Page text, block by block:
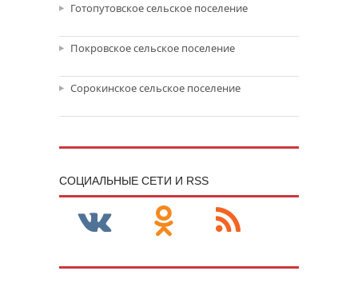
Готопутовское сельское поселение
Покровское сельское поселение
Сорокинское сельское поселение
CОЦИАЛЬНЫЕ СЕТИ И RSS